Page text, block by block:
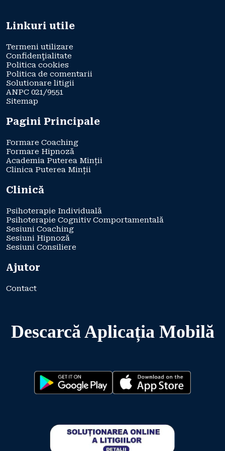
Linkuri utile
Termeni utilizare
Confidenţialitate
Politica cookies
Politica de comentarii
Solutionare litigii
ANPC 021/9551
Sitemap
Pagini Principale
Formare Coaching
Formare Hipnoză
Academia Puterea Minții
Clinica Puterea Minții
Clinică
Psihoterapie Individuală
Psihoterapie Cognitiv Comportamentală
Sesiuni Coaching
Sesiuni Hipnoză
Sesiuni Consiliere
Ajutor
Contact
Descarcă Aplicația Mobilă